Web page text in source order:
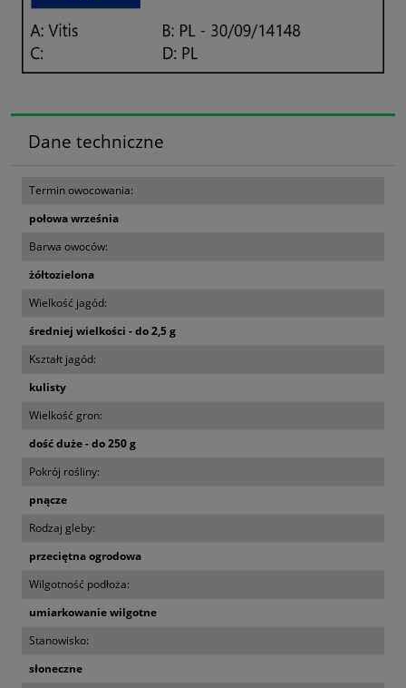
Dane techniczne
Termin owocowania:
połowa września
Barwa owoców:
żółtozielona
Wielkość jagód:
średniej wielkości - do 2,5 g
Kształt jagód:
kulisty
Wielkość gron:
dość duże - do 250 g
Pokrój rośliny:
pnącze
Rodzaj gleby:
przeciętna ogrodowa
Wilgotność podłoża:
umiarkowanie wilgotne
Stanowisko:
słoneczne